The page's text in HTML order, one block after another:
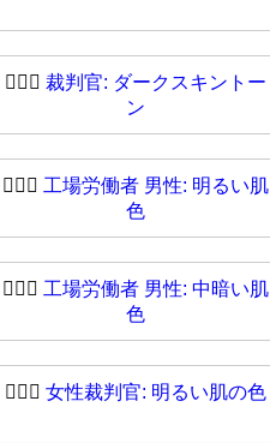
🧑🏿‍⚖ 裁判官: ダークスキントー
ン
👨🏼‍⚖️ 工場労働者 男性: 明るい肌
色
👨🏾‍⚖ 工場労働者 男性: 中暗い肌
色
👩🏻‍⚖️ 女性裁判官: 明るい肌の色